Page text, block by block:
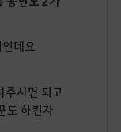
데요
주시면 되고
도 하킨자